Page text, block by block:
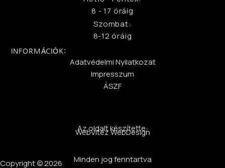
8 - 17 óráig
Szombat:
8-12 óráig
INFORMÁCIÓK:
Adatvédelmi Nyilatkozat
Impresszum
ÁSZF
Az oldalt készítette:
WebVitéz WebDesign
Minden jog fenntartva
Copyright © 2026